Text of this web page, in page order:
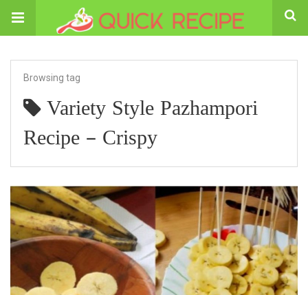
Browsing tag
Variety Style Pazhampori
Recipe – Crispy